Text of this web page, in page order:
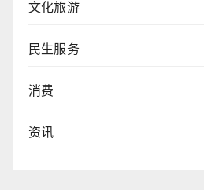
文化旅游
民生服务
消费
资讯